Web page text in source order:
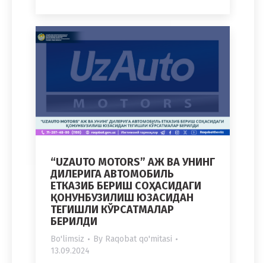
“UZAUTO MOTORS” АЖ ВА УНИНГ
ДИЛЕРИГА АВТОМОБИЛЬ
ЕТКАЗИБ БЕРИШ СОҲАСИДАГИ
ҚОНУНБУЗИЛИШ ЮЗАСИДАН
ТЕГИШЛИ КЎРСАТМАЛАР
БЕРИЛДИ
Bo'limsiz By Raqobat qo'mitasi
13.09.2024